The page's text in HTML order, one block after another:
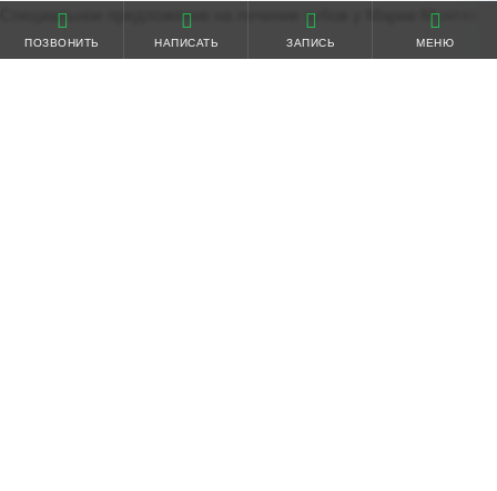
Специальное предложение на лечение зубов у Марии Мунтян
ПОЗВОНИТЬ НАПИСАТЬ ЗАПИСЬ МЕНЮ